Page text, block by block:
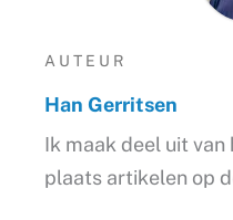
AUTEUR
Han Gerritsen
Ik maak deel uit
plaats artikelen op